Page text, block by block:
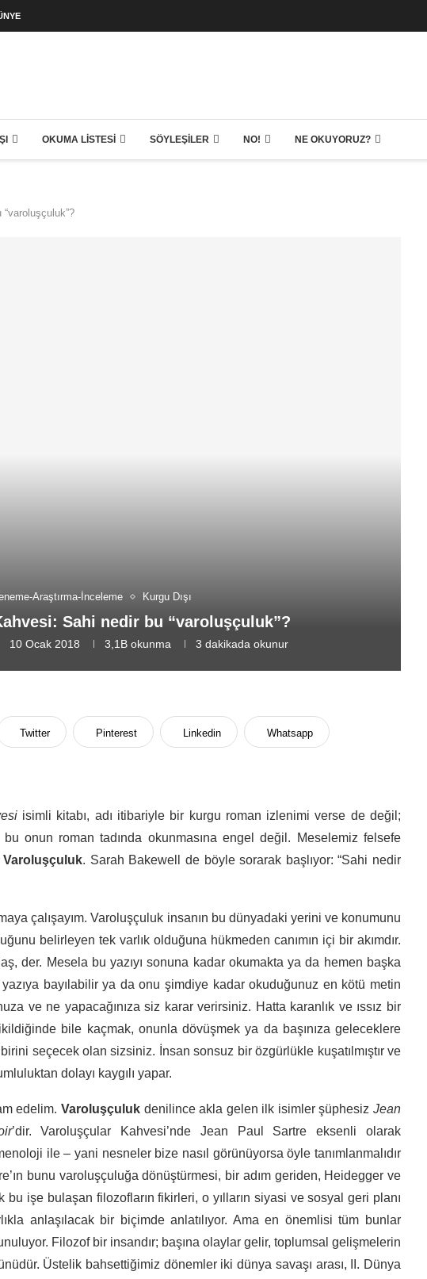
OKUMA LISTESI SÖYLEŞILER NO! NE OKUYORUZ?
Araştırma-İnceleme Kurgu Dışı
Sahi nedir bu “varoluşçuluk”?
10 Ocak 2018 3,1B okunma 3 dakikada okunur
Twitter Pinterest Linkedin Whatsapp
isimli kitabı, adı itibariyle bir kurgu roman izlenimi verse de değil;
onun roman tadında okunmasına engel değil. Meselemiz felsefe
Varoluşçuluk. Sarah Bakewell de böyle sorarak başlıyor: “Sahi nedir
çalışayım. Varoluşçuluk insanın bu dünyadaki yerini ve konumunu
belirleyen tek varlık olduğuna hükmeden canımın içi bir akımdır.
der. Mesela bu yazıyı sonuna kadar okumakta ya da hemen başka
bayılabilir ya da onu şimdiye kadar okuduğunuz en kötü metin
ve ne yapacağınıza siz karar verirsiniz. Hatta karanlık ve ıssız bir
bile kaçmak, onunla dövüşmek ya da başınıza geleceklere
seçecek olan sizsiniz. İnsan sonsuz bir özgürlükle kuşatılmıştır ve
dolayı kaygılı yapar.
edelim. Varoluşçulukdenilince akla gelen ilk isimler şüphesizJean
’dir. Varoluşçular Kahvesi’nde Jean Paul Sartre eksenli olarak
ile – yani nesneler bize nasıl görünüyorsa öyle tanımlanmalıdır
bunu varoluşçuluğa dönüştürmesi, bir adım geriden, Heidegger ve
bu işe bulaşan filozofların fikirleri, o yılların siyasi ve sosyal geri planı
anlaşılacak bir biçimde anlatılıyor. Ama en önemlisi tüm bunlar
Filozof bir insandır; başına olaylar gelir, toplumsal gelişmelerin
Üstelik bahsettiğimiz dönemler iki dünya savaşı arası, II. Dünya